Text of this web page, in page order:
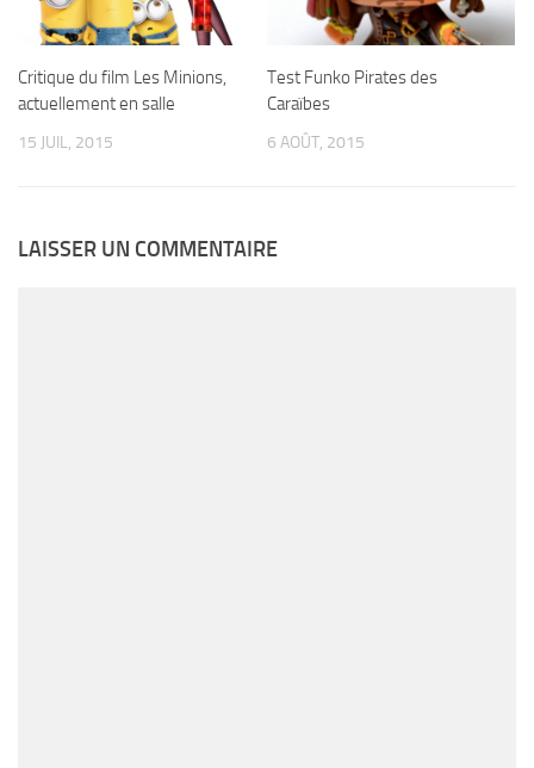
Critique du film Les Minions,
actuellement en salle
15 JUIL, 2015
Test Funko Pirates des
Caraïbes
6 AOÛT, 2015
LAISSER UN COMMENTAIRE